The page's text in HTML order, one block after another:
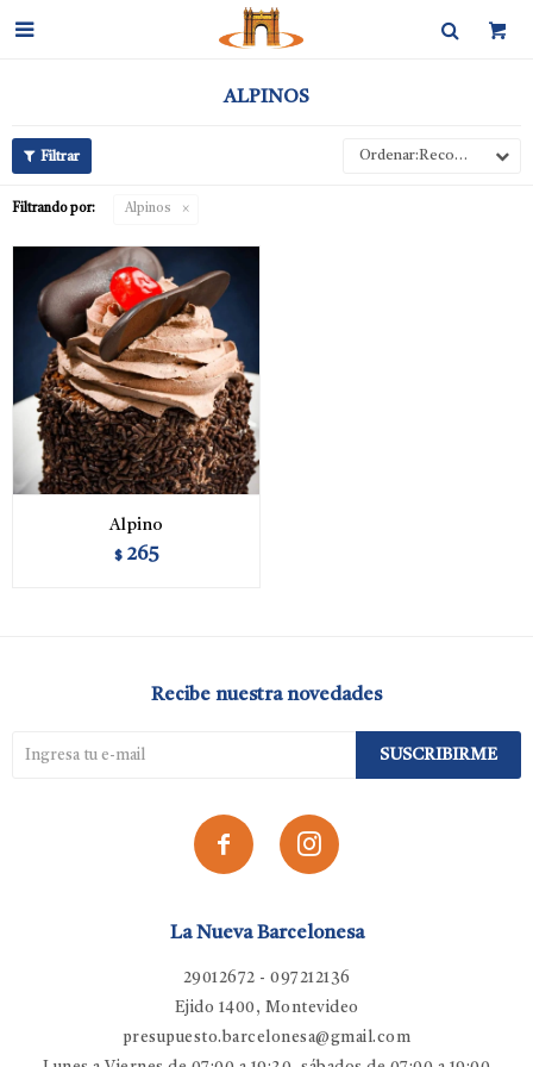

ALPINOS
Recomendados
Filtrando por: Alpinos
Alpino
$ 265
La Nueva Barcelonesa
29012672 - 097212136
Ejido 1400, Montevideo
presupuesto.barcelonesa@gmail.com
Recibe nuestra novedades
SUSCRIBIRME
 